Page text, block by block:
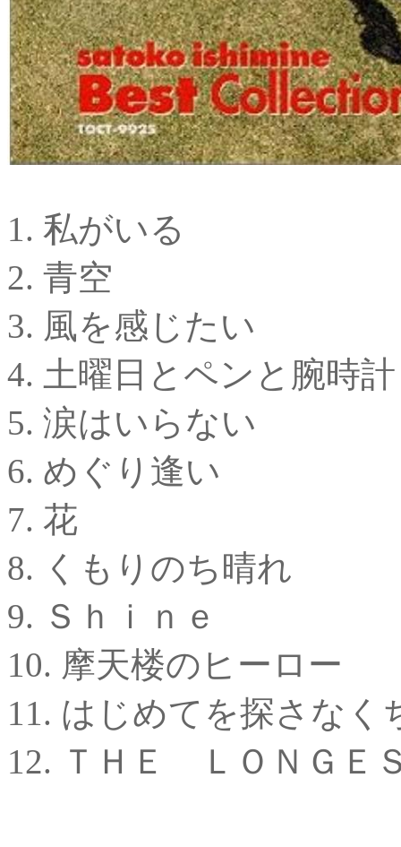
1. 私がいる
2. 青空
3. 風を感じたい
4. 土曜日とペンと腕時計
5. 涙はいらない
6. めぐり逢い
7. 花
8. くもりのち晴れ
9. Ｓｈｉｎｅ
10. 摩天楼のヒーロー
11. はじめてを探さなく
12. ＴＨＥ ＬＯＮＧＥ